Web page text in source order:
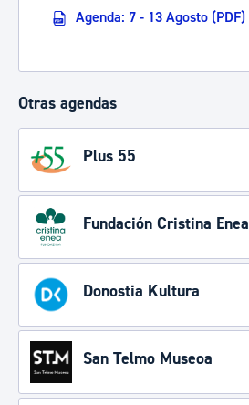
Agenda: 7 - 13 Agosto (PDF)
Otras agendas
Plus 55
Fundación Cristina Enea
Donostia Kultura
San Telmo Museoa